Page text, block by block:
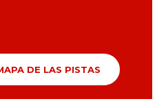
DE LAS PISTAS